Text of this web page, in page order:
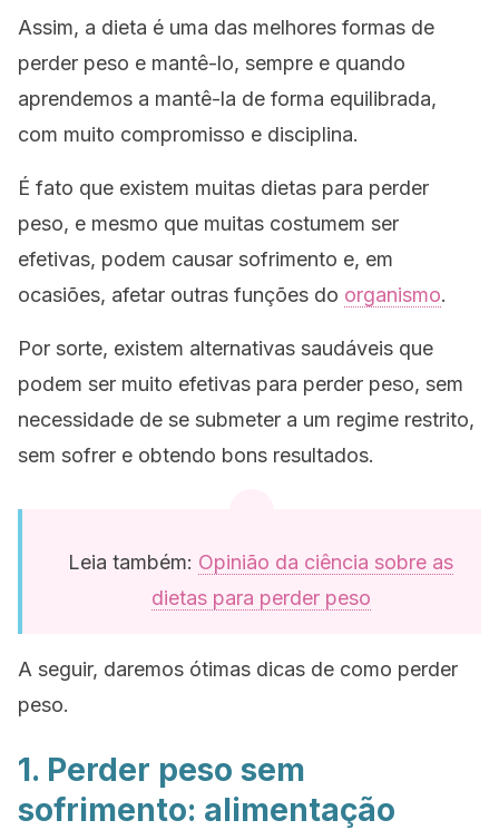
Assim, a dieta é uma das melhores formas de
perder peso e mantê-lo, sempre e quando
aprendemos a mantê-la de forma equilibrada,
com muito compromisso e disciplina.
É fato que existem muitas dietas para perder
peso, e mesmo que muitas costumem ser
efetivas, podem causar sofrimento e, em
ocasiões, afetar outras funções do organismo.
Por sorte, existem alternativas saudáveis que
podem ser muito efetivas para perder peso, sem
necessidade de se submeter a um regime restrito,
sem sofrer e obtendo bons resultados.
Leia também: Opinião da ciência sobre as
dietas para perder peso
A seguir, daremos ótimas dicas de como perder
peso.
1. Perder peso sem
sofrimento: alimentação